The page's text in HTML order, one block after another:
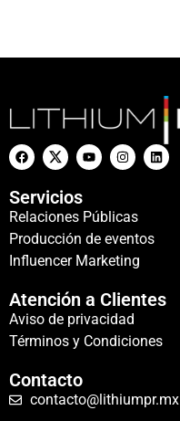
Servicios
Relaciones Públicas
Producción de eventos
Influencer Marketing
Atención a Clientes
Aviso de privacidad
Términos y Condiciones
Contacto
contacto@lithiumpr.mx